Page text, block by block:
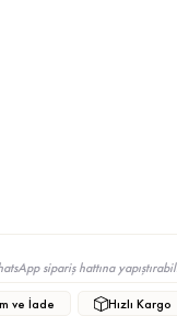
sipariş hattına
ve İade Hızlı Kargo